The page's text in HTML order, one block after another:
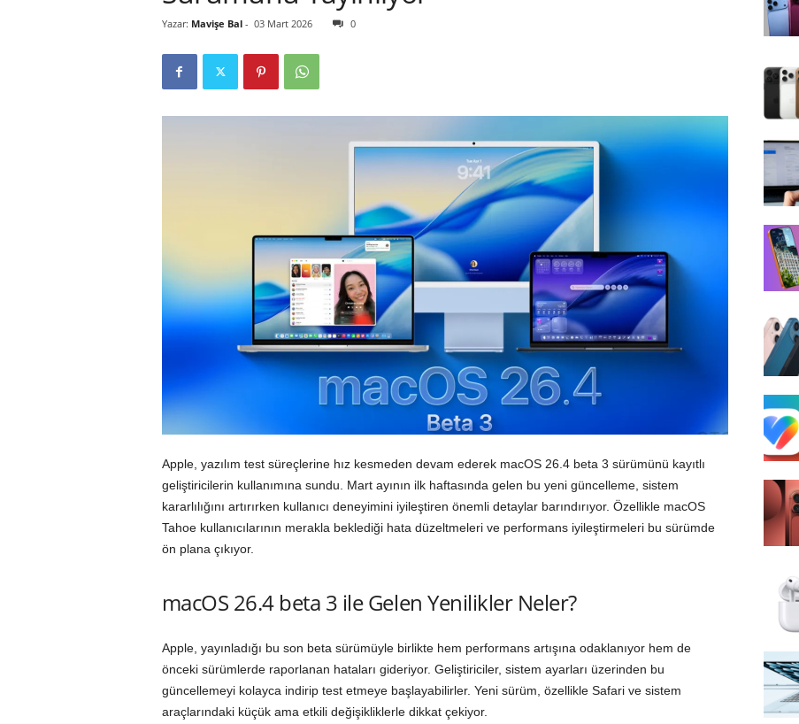
i
m
Yazar: Mavişe Bal- 03 Mart 2026 0
Apple, yazılım test süreçlerine hız kesmeden devam ederek macOS 26.4 beta 3 sürümünü kayıtlı
geliştiricilerin kullanımına sundu. Mart ayının ilk haftasında gelen bu yeni güncelleme, sistem
kararlılığını artırırken kullanıcı deneyimini iyileştiren önemli detaylar barındırıyor. Özellikle macOS
Tahoe kullanıcılarının merakla beklediği hata düzeltmeleri ve performans iyileştirmeleri bu sürümde
ön plana çıkıyor.
macOS 26.4 beta 3 ile Gelen Yenilikler Neler?
Apple, yayınladığı bu son beta sürümüyle birlikte hem performans artışına odaklanıyor hem de
önceki sürümlerde raporlanan hataları gideriyor. Geliştiriciler, sistem ayarları üzerinden bu
güncellemeyi kolayca indirip test etmeye başlayabilirler. Yeni sürüm, özellikle Safari ve sistem
araçlarındaki küçük ama etkili değişikliklerle dikkat çekiyor.